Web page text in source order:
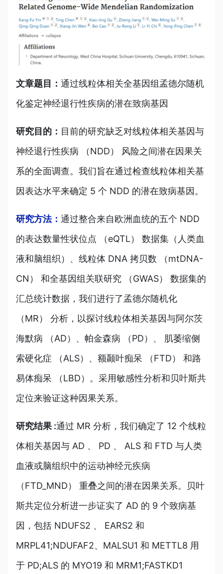
文章题目： 通过线粒体相关全基因组孟德尔随机
化鉴定神经退行性疾病的潜在致病基因
研究目的： 目前的研究缺乏对线粒体相关基因与
神经退行性疾病 （NDD） 风险之间潜在因果关
系的全面调查。我们旨在通过检查线粒体相关基
因表达水平来确定 5 个 NDD 的潜在致病基因。
研究方法： 通过整合来自欧洲血统的五个 NDD
的表达数量性状位点 （eQTL） 数据集（人类血
液和脑组织）、线粒体 DNA 拷贝数 （mtDNA-
CN） 和全基因组关联研究 （GWAS） 数据集的
汇总统计数据，我们进行了孟德尔随机化
（MR） 分析，以探讨线粒体相关基因与阿尔茨
海默病 （AD）、帕金森病 （PD）、 肌萎缩侧
索硬化症 （ALS）、额颞叶痴呆 （FTD） 和路
易体痴呆 （LBD）。采用敏感性分析和贝叶斯共
定位来验证这种因果关系。
研究结果 :通过 MR 分析，我们确定了 12 个线粒
体相关基因与 AD 、 PD 、 ALS 和 FTD 与人类
血液或脑组织中的运动神经元疾病
（FTD_MND） 重叠之间的潜在因果关系。贝叶
斯共定位分析进一步证实了 AD 的 9 个致病基
因，包括 NDUFS2 、 EARS2 和
MRPL41;NDUFAF2、MALSU1 和 METTL8 用
于 PD;ALS 的 MYO19 和 MRM1;FASTKD1